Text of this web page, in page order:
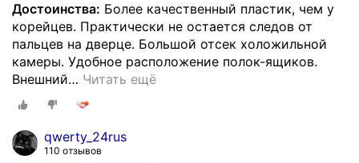
Достоинства: Более качественный пластик, чем у
корейцев. Практически не остается следов от
пальцев на дверце. Большой отсек холожильной
камеры. Удобное расположение полок-ящиков.
Внешний… Читать ещё
qwerty_24rus
110 отзывов